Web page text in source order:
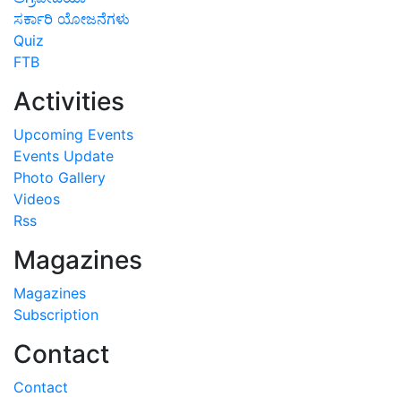
ಸರ್ಕಾರಿ ಯೋಜನೆಗಳು
Quiz
FTB
Activities
Upcoming Events
Events Update
Photo Gallery
Videos
Rss
Magazines
Magazines
Subscription
Contact
Contact